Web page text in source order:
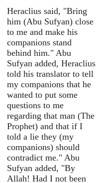
Heraclius said, "Bring
him (Abu Sufyan) close
to me and make his
companions stand
behind him." Abu
Sufyan added, Heraclius
told his translator to tell
my companions that he
wanted to put some
questions to me
regarding that man (The
Prophet) and that if I
told a lie they (my
companions) should
contradict me." Abu
Sufyan added, "By
Allah! Had I not been